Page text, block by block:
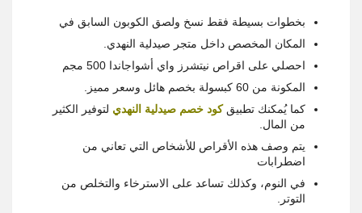
بخطوات بسيطة فقط نسخ ولصق الكوبون السابق في
المكان المخصص داخل متجر صيدلية النهدي.
احصلي على اقراص نيتشرز واي أشواجاندا 500 مجم
المكونة من 60 كبسولة بخصم هائل وسعر مميز.
كما يُمكنك تطبيق كود خصم صيدلية النهدي لتوفير الكثير
من المال.
يتم وصف هذه الأقراص للأشخاص التي تعاني من
اضطرابات
في النوم، وكذلك تساعد على الاسترخاء والتخلص من
التوتر.